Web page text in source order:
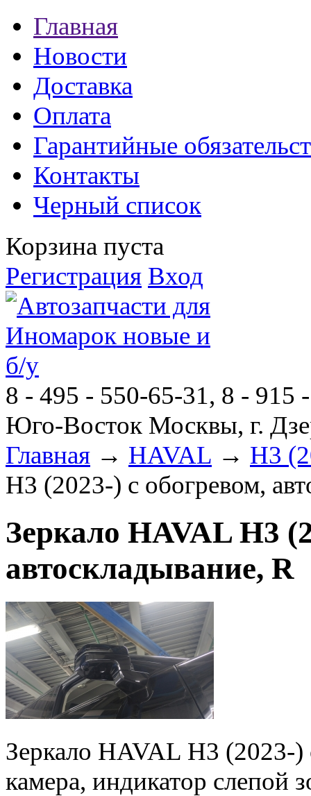
Главная
Новости
Доставка
Оплата
Гарантийные
Контакты
Черный список
Корзина пуста
Регистрация Вход
8 - 495 - 550-65-31, 8 - 915
Юго-Восток Москвы, г.
Главная → HAVAL → H3
H3 (2023-) с обогревом,
Зеркало HAVAL H3
автоскладывание, R
Зеркало HAVAL H3 (2023-)
камера, индикатор слепой